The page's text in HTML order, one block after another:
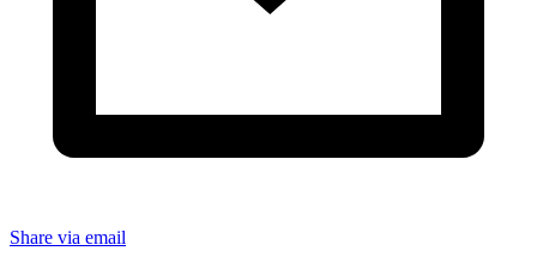
Share via email